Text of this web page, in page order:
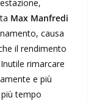
Max Manfredi
causa
il rendimento
rimarcare
e più
tempo